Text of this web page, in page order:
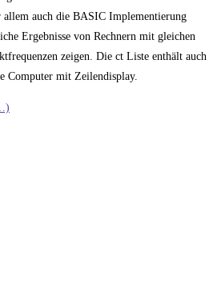
allem auch die BASIC Implementierung
Ergebnisse von Rechnern mit gleichen
zeigen. Die ct Liste enthält auch
Computer mit Zeilendisplay.